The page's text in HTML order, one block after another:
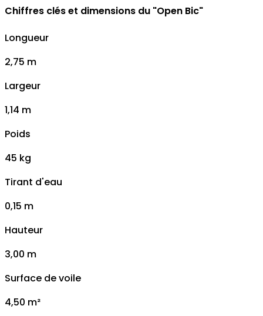
Chiffres clés et dimensions du "Open Bic"
Longueur
2,75 m
Largeur
1,14 m
Poids
45 kg
Tirant d'eau
0,15 m
Hauteur
3,00 m
Surface de voile
4,50 m²